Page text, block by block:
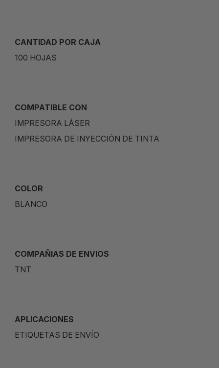
CANTIDAD POR CAJA
100 HOJAS
COMPATIBLE CON
IMPRESORA LÁSER
IMPRESORA DE INYECCIÓN DE TINTA
COLOR
BLANCO
COMPAÑIAS DE ENVIOS
TNT
APLICACIONES
ETIQUETAS DE ENVÍO